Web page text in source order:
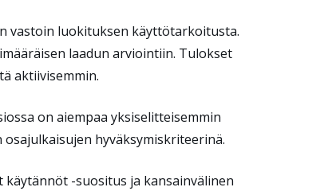
vastoin luokituksen käyttötarkoitusta.
laadun arviointiin. Tulokset
aktiivisemmin.
on aiempaa yksiselitteisemmin
hyväksymiskriteerinä.
-suositus ja kansainvälinen